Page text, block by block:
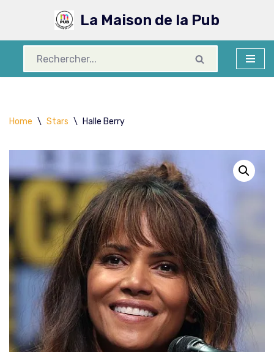
contenu
La Maison de la Pub
Home \ Stars \ Halle Berry